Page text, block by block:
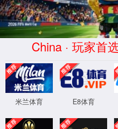
抱歉，出错啦！